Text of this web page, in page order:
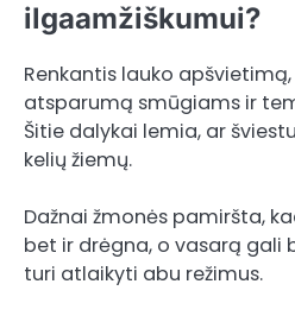
ilgaamžiškumui?
Renkantis lauko
atsparumą smūgiams ir
Šitie dalykai lemia, ar
kelių žiemų.
Dažnai žmonės pamiršta,
bet ir drėgna, o vasarą gali
turi atlaikyti abu režimus.